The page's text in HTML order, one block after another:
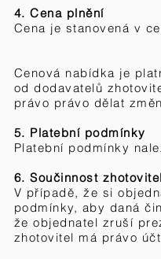
4. Cena plnění
Cena je stanovená v
Cenová nabídka je
od dodavatelů
právo právo dělat
​5. Platební podmínky
Platební podmínky
6. Součinnost
V případě, že si
podmínky, aby daná
že objednatel zruší
zhotovitel má právo